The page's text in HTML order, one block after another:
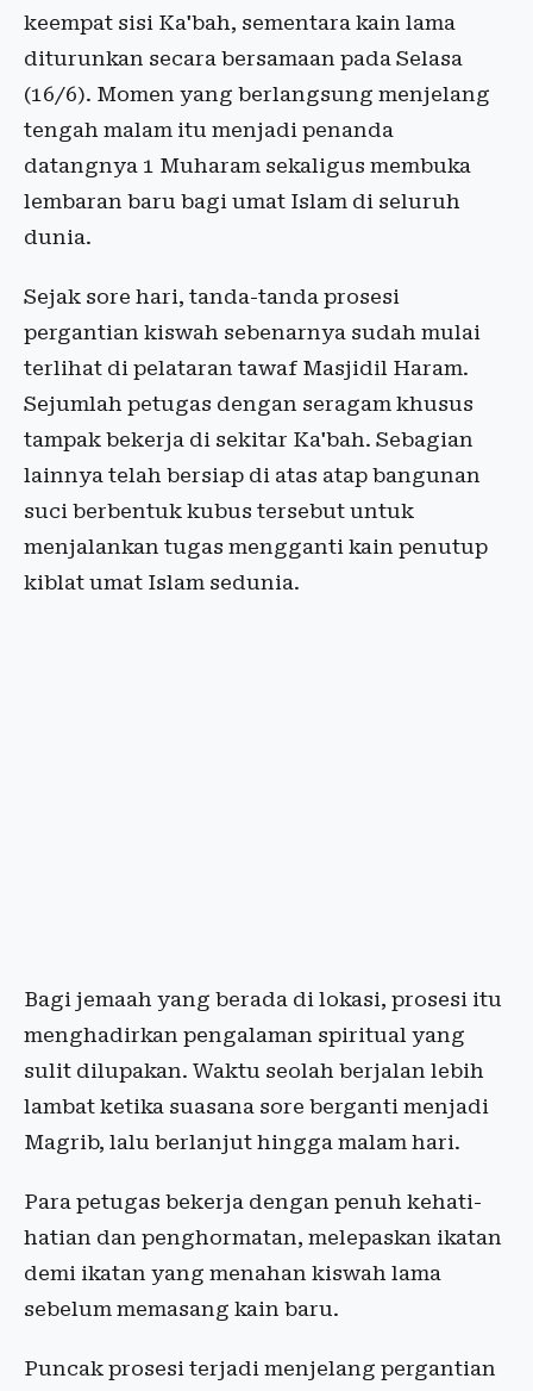
keempat sisi Ka'bah, sementara kain lama
diturunkan secara bersamaan pada Selasa
(16/6). Momen yang berlangsung menjelang
tengah malam itu menjadi penanda
datangnya 1 Muharam sekaligus membuka
lembaran baru bagi umat Islam di seluruh
dunia.
Sejak sore hari, tanda-tanda prosesi
pergantian kiswah sebenarnya sudah mulai
terlihat di pelataran tawaf Masjidil Haram.
Sejumlah petugas dengan seragam khusus
tampak bekerja di sekitar Ka'bah. Sebagian
lainnya telah bersiap di atas atap bangunan
suci berbentuk kubus tersebut untuk
menjalankan tugas mengganti kain penutup
kiblat umat Islam sedunia.
Bagi jemaah yang berada di lokasi, prosesi itu
menghadirkan pengalaman spiritual yang
sulit dilupakan. Waktu seolah berjalan lebih
lambat ketika suasana sore berganti menjadi
Magrib, lalu berlanjut hingga malam hari.
Para petugas bekerja dengan penuh kehati-
hatian dan penghormatan, melepaskan ikatan
demi ikatan yang menahan kiswah lama
sebelum memasang kain baru.
Puncak prosesi terjadi menjelang pergantian